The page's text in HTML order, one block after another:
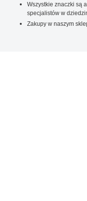
Wszystkie znaczki są
specjalistów w
Zakupy w naszym